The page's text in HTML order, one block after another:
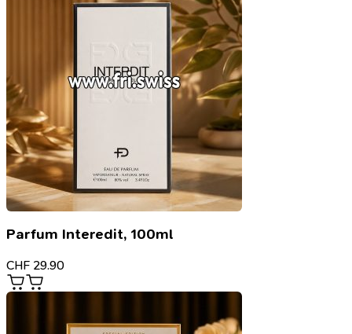
Parfum Interedit, 100ml
CHF 29.90